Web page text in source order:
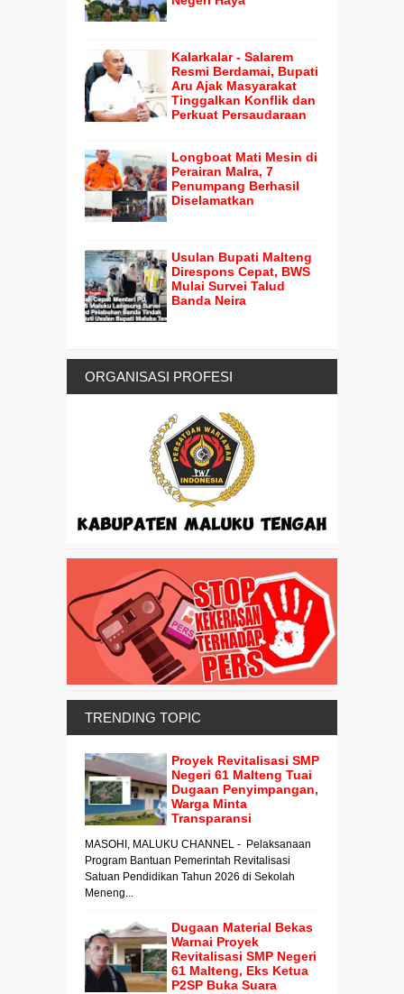
Kalarkalar - Salarem
Resmi Berdamai, Bupati
Aru Ajak Masyarakat
Tinggalkan Konflik dan
Perkuat Persaudaraan
Longboat Mati Mesin di
Perairan Malra, 7
Penumpang Berhasil
Diselamatkan
Usulan Bupati Malteng
Direspons Cepat, BWS
Mulai Survei Talud
Banda Neira
ORGANISASI PROFESI
TRENDING TOPIC
Proyek Revitalisasi SMP
Negeri 61 Malteng Tuai
Dugaan Penyimpangan,
Warga Minta
Transparansi
MASOHI, MALUKU CHANNEL - Pelaksanaan
Program Bantuan Pemerintah Revitalisasi
Satuan Pendidikan Tahun 2026 di Sekolah
Meneng...
Dugaan Material Bekas
Warnai Proyek
Revitalisasi SMP Negeri
61 Malteng, Eks Ketua
P2SP Buka Suara